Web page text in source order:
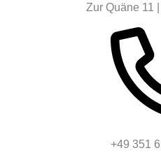
Zur Quäne 11
+49 351